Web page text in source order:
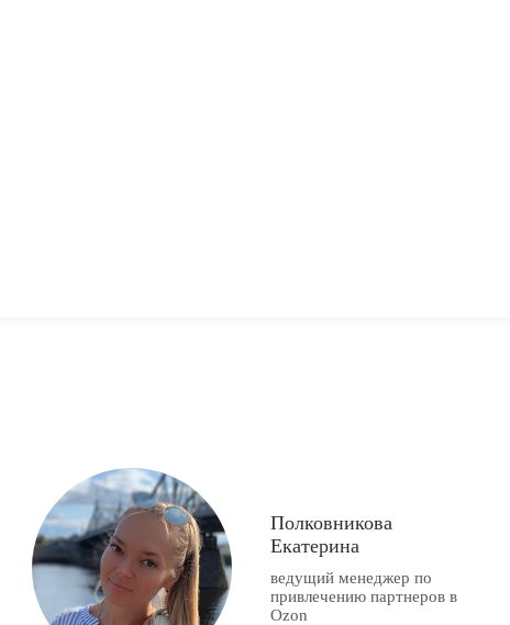
Полковникова
Екатерина
ведущий менеджер по
привлечению партнеров в
Ozon